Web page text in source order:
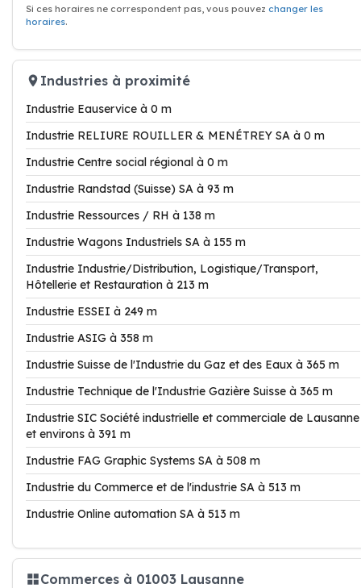
Si ces horaires ne correspondent pas, vous pouvez changer les
horaires.
Industries à proximité
Industrie Eauservice à 0 m
Industrie RELIURE ROUILLER & MENÉTREY SA à 0 m
Industrie Centre social régional à 0 m
Industrie Randstad (Suisse) SA à 93 m
Industrie Ressources / RH à 138 m
Industrie Wagons Industriels SA à 155 m
Industrie Industrie/Distribution, Logistique/Transport,
Hôtellerie et Restauration à 213 m
Industrie ESSEI à 249 m
Industrie ASIG à 358 m
Industrie Suisse de l'Industrie du Gaz et des Eaux à 365 m
Industrie Technique de l'Industrie Gazière Suisse à 365 m
Industrie SIC Société industrielle et commerciale de Lausanne
et environs à 391 m
Industrie FAG Graphic Systems SA à 508 m
Industrie du Commerce et de l'industrie SA à 513 m
Industrie Online automation SA à 513 m
Commerces à 01003 Lausanne